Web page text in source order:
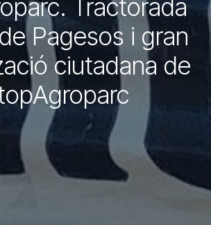
Tractorada
Pagesos i gran
ciutadana de